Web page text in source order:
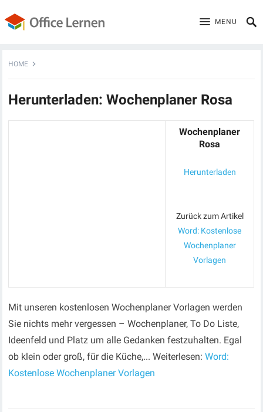
MENU
HOME
Herunterladen: Wochenplaner Rosa
Wochenplaner
Rosa
Herunterladen
Zurück zum Artikel
Word: Kostenlose
Wochenplaner
Vorlagen
Mit unseren kostenlosen Wochenplaner Vorlagen werden
Sie nichts mehr vergessen – Wochenplaner, To Do Liste,
Ideenfeld und Platz um alle Gedanken festzuhalten. Egal
ob klein oder groß, für die Küche,... Weiterlesen:Word:
Kostenlose Wochenplaner Vorlagen